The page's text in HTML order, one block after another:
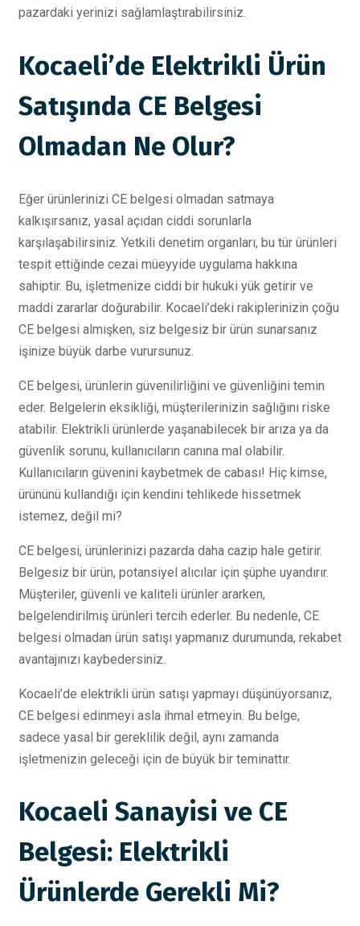
pazardaki yerinizi sağlamlaştırabilirsiniz.
Kocaeli’de Elektrikli Ürün
Satışında CE Belgesi
Olmadan Ne Olur?
Eğer ürünlerinizi CE belgesi olmadan satmaya
kalkışırsanız, yasal açıdan ciddi sorunlarla
karşılaşabilirsiniz. Yetkili denetim organları, bu tür ürünleri
tespit ettiğinde cezai müeyyide uygulama hakkına
sahiptir. Bu, işletmenize ciddi bir hukuki yük getirir ve
maddi zararlar doğurabilir. Kocaeli’deki rakiplerinizin çoğu
CE belgesi almışken, siz belgesiz bir ürün sunarsanız
işinize büyük darbe vurursunuz.
CE belgesi, ürünlerin güvenilirliğini ve güvenliğini temin
eder. Belgelerin eksikliği, müşterilerinizin sağlığını riske
atabilir. Elektrikli ürünlerde yaşanabilecek bir arıza ya da
güvenlik sorunu, kullanıcıların canına mal olabilir.
Kullanıcıların güvenini kaybetmek de cabası! Hiç kimse,
ürününü kullandığı için kendini tehlikede hissetmek
istemez, değil mi?
CE belgesi, ürünlerinizi pazarda daha cazip hale getirir.
Belgesiz bir ürün, potansiyel alıcılar için şüphe uyandırır.
Müşteriler, güvenli ve kaliteli ürünler ararken,
belgelendirilmiş ürünleri tercih ederler. Bu nedenle, CE
belgesi olmadan ürün satışı yapmanız durumunda, rekabet
avantajınızı kaybedersiniz.
Kocaeli’de elektrikli ürün satışı yapmayı düşünüyorsanız,
CE belgesi edinmeyi asla ihmal etmeyin. Bu belge,
sadece yasal bir gereklilik değil, aynı zamanda
işletmenizin geleceği için de büyük bir teminattır.
Kocaeli Sanayisi ve CE
Belgesi: Elektrikli
Ürünlerde Gerekli Mi?